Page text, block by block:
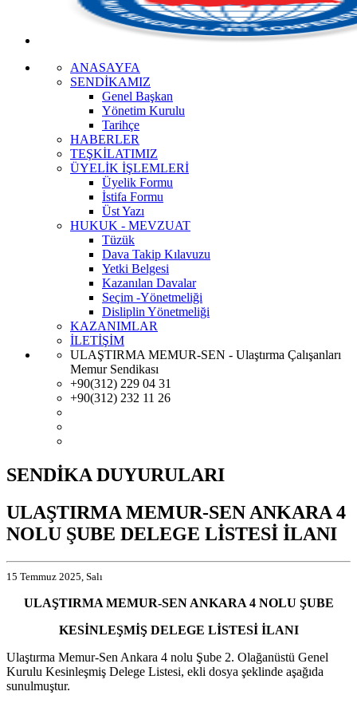
ANASAYFA
SENDİKAMIZ
Genel Başkan
Yönetim Kurulu
Tarihçe
HABERLER
TEŞKİLATIMIZ
ÜYELİK İŞLEMLERİ
Üyelik Formu
İstifa Formu
Üst Yazı
HUKUK - MEVZUAT
Tüzük
Dava Takip Kılavuzu
Yetki Belgesi
Kazanılan Davalar
Seçim -Yönetmeliği
Disliplin Yönetmeliği
KAZANIMLAR
İLETİŞİM
ULAŞTIRMA MEMUR-SEN - Ulaştırma Çalışanları
Memur Sendikası
+90(312) 229 04 31
+90(312) 232 11 26
SENDİKA DUYURULARI
ULAŞTIRMA MEMUR-SEN ANKARA 4
NOLU ŞUBE DELEGE LİSTESİ İLANI
15 Temmuz 2025, Salı
ULAŞTIRMA MEMUR-SEN ANKARA 4 NOLU ŞUBE
KESİNLEŞMİŞ DELEGE LİSTESİ İLANI
Ulaştırma Memur-Sen Ankara 4 nolu Şube 2. Olağanüstü Genel
Kurulu Kesinleşmiş Delege Listesi, ekli dosya şeklinde aşağıda
sunulmuştur.